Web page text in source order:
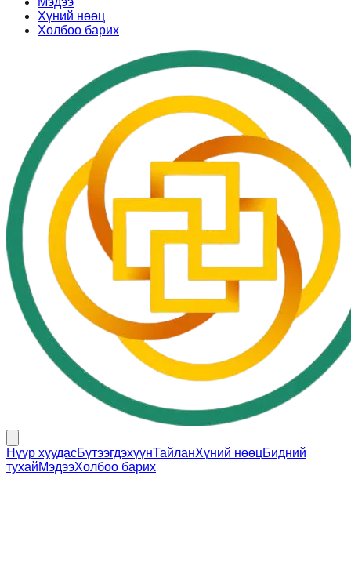
Хүний нөөц
Холбоо барих
Нүүр хуудасБүтээгдэхүүнТайланХүний нөөцБидний
тухайМэдээХолбоо барих